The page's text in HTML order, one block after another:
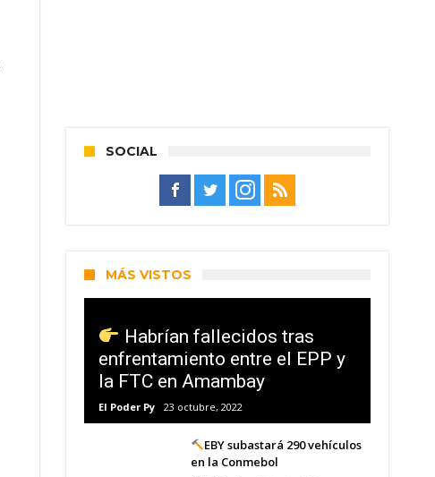
SOCIAL
MÁS VISTOS
Habrían fallecidos tras
enfrentamiento entre el EPP y
la FTC en Amambay
El Poder Py 23 octubre, 2022
EBY subastará 290 vehículos
en la Conmebol